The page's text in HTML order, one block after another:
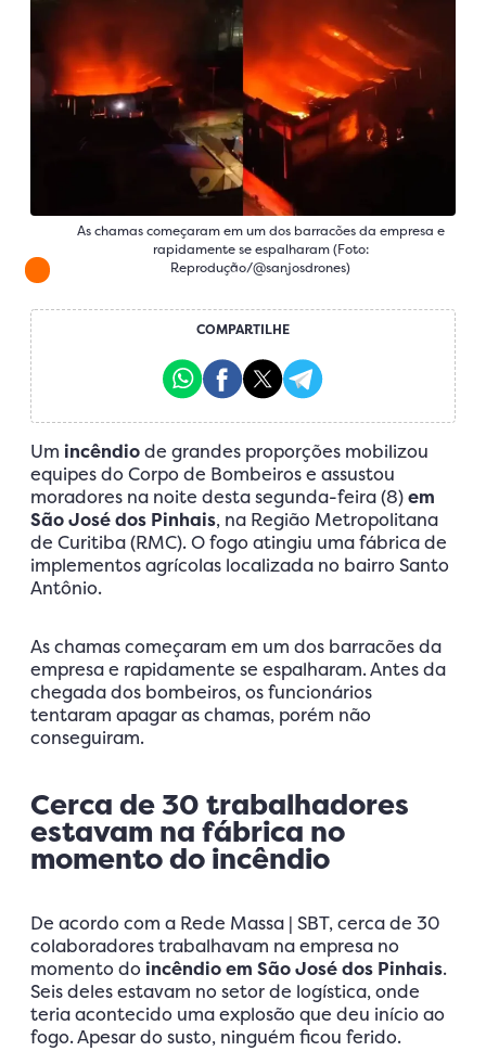
As chamas começaram em um dos barracões da empresa e
rapidamente se espalharam (Foto:
Reprodução/@sanjosdrones)
COMPARTILHE
Um incêndiode grandes proporções mobilizou
equipes do Corpo de Bombeiros e assustou
moradores na noite desta segunda-feira (8)em
São José dos Pinhais, na Região Metropolitana
de Curitiba (RMC). O fogo atingiu uma fábrica de
implementos agrícolas localizada no bairro Santo
Antônio.
As chamas começaram em um dos barracões da
empresa e rapidamente se espalharam. Antes da
chegada dos bombeiros, os funcionários
tentaram apagar as chamas, porém não
conseguiram.
Cerca de 30 trabalhadores
estavam na fábrica no
momento do incêndio
De acordo com a Rede Massa | SBT, cerca de 30
colaboradores trabalhavam na empresa no
momento do incêndio em São José dos Pinhais.
Seis deles estavam no setor de logística, onde
teria acontecido uma explosão que deu início ao
fogo. Apesar do susto, ninguém ficou ferido.